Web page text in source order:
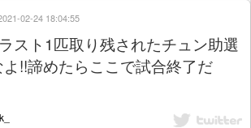
スト1匹取り残されたチュン助選
!!諦めたらここで試合終了だ
02-24 18:04:55